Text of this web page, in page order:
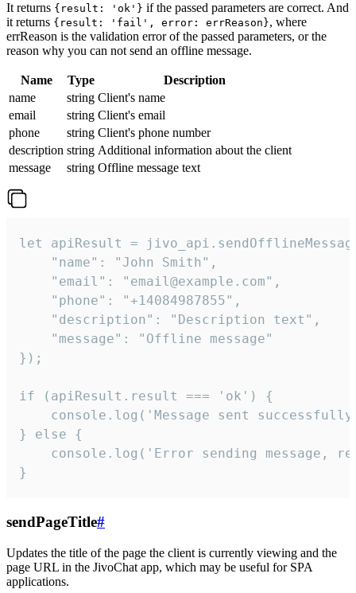
It returns {result: 'ok'} if the passed parameters are correct. And
it returns {result: 'fail', error: errReason}, where
errReason is the validation error of the passed parameters, or the
reason why you can not send an offline message.
Name Type
Description
name
string Client's name
email
string Client's email
phone
string Client's phone number
description string Additional information about the client
message
string Offline message text
let apiResult =
    "name": "John Smith",
    "email": "email@example.com",
    "phone": "+14084987855",
    "description": "Description text",
    "message": "Offline message"
});
if (apiResult.result === 'ok') {
console.log('Message sent
} else {
console.log('Error sending message,
}
sendPageTitle#
Updates the title of the page the client is currently viewing and the
page URL in the JivoChat app, which may be useful for SPA
applications.